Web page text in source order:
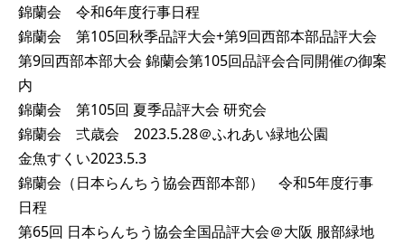
錦蘭会 令和6年度行事日程
錦蘭会 第105回秋季品評大会+第9回西部本部品評大会
第9回西部本部大会 錦蘭会第105回品評会合同開催の御案
内
錦蘭会 第105回 夏季品評大会 研究会
錦蘭会 弍歳会 2023.5.28＠ふれあい緑地公園
金魚すくい2023.5.3
錦蘭会（日本らんちう協会西部本部） 令和5年度行事
日程
第65回 日本らんちう協会全国品評大会＠大阪 服部緑地